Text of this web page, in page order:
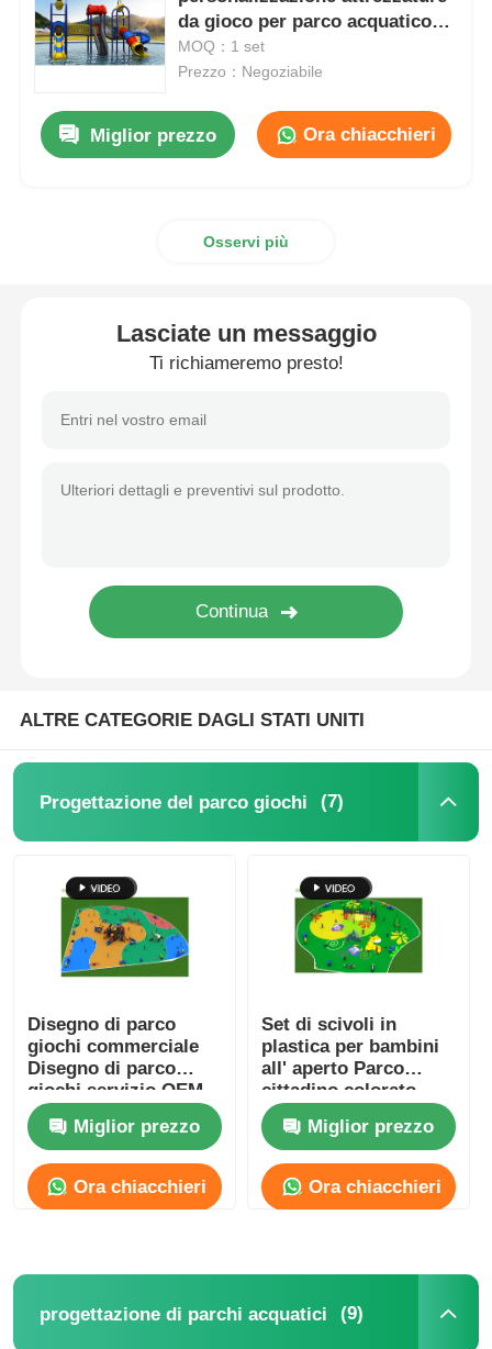
progettazione di parchi acquatici
Parco giochi all'aperto
Piccolo set per il parco giochi
Attrezzature per parchi acquatici
da gioco per parco acquatico
835*445*465CM
MOQ：1 set
Prezzo：Negoziabile
Miglior prezzo Ora chiacchieri
Osservi più
Lasciate un messaggio
Ti richiameremo presto!
ALTRE CATEGORIE DAGLI STATI UNITI
Progettazione del parco giochi (7)
Disegno di parco
giochi commerciale
Disegno di parco
giochi servizio OEM
Miglior prezzo
Ora chiacchieri
Set di scivoli in
plastica per bambini
all' aperto Parco
cittadino colorato
Attrezzature per il
parco giochi per hotel
resort
Miglior prezzo
Ora chiacchieri
progettazione di parchi acquatici (9)